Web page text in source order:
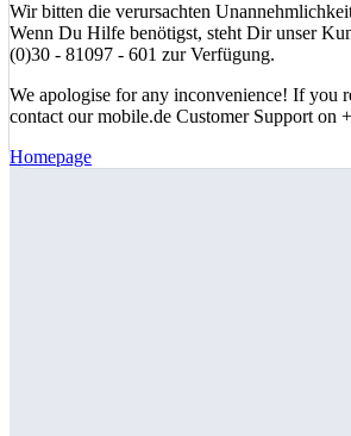
Wir bitten die verursachten
Wenn Du Hilfe benötigst, steht Dir unser
(0)30 - 81097 - 601 zur Verfügung.
We apologise for any inconvenience! If you
contact our mobile.de Customer Support on
Homepage